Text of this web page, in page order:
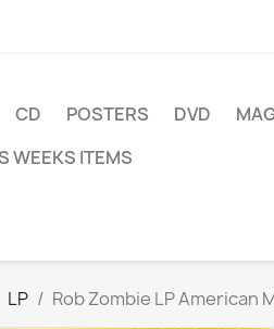
CD POSTERS DVD
WEEKS ITEMS
LP Rob Zombie LP American